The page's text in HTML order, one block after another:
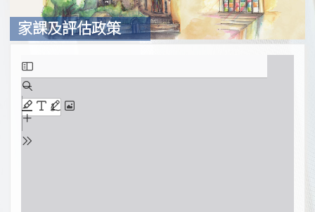
家課及評估政策